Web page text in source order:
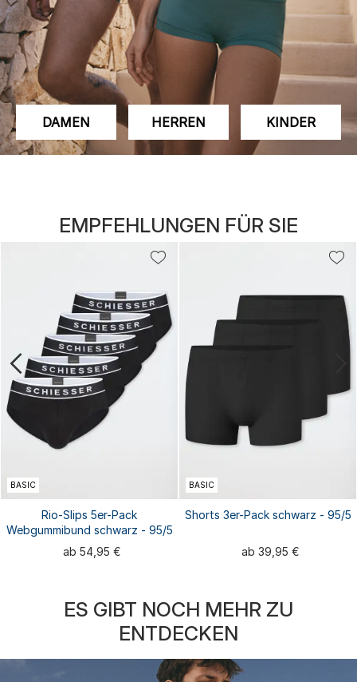
DAMEN HERREN KINDER
EMPFEHLUNGEN FÜR SIE
BASIC
Rio-Slips 5er-Pack
Webgummibund schwarz - 95/5
ab 54,95 €
BASIC
Shorts 3er-Pack schwarz - 95/5
ab 39,95 €
ES GIBT NOCH MEHR ZU
ENTDECKEN